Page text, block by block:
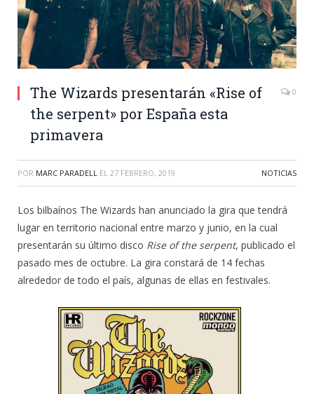
The Wizards presentarán «Rise of
the serpent» por España esta
primavera
0
POR MARC PARADELL EL 27 FEBRERO, 2019 NOTICIAS
Los bilbaínos The Wizards han anunciado la gira que tendrá
lugar en territorio nacional entre marzo y junio, en la cual
presentarán su último disco Rise of the serpent, publicado el
pasado mes de octubre. La gira constará de 14 fechas
alrededor de todo el país, algunas de ellas en festivales.